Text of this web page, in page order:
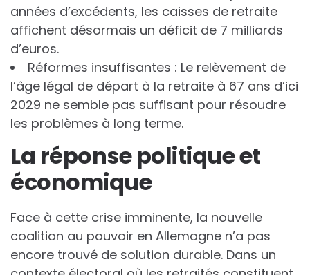
années d’excédents, les caisses de retraite
affichent désormais un déficit de 7 milliards
d’euros.
Réformes insuffisantes : Le relèvement de
l’âge légal de départ à la retraite à 67 ans d’ici
2029 ne semble pas suffisant pour résoudre
les problèmes à long terme.
La réponse politique et
économique
Face à cette crise imminente, la nouvelle
coalition au pouvoir en Allemagne n’a pas
encore trouvé de solution durable. Dans un